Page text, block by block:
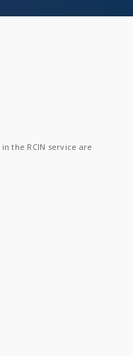
the RCIN service are